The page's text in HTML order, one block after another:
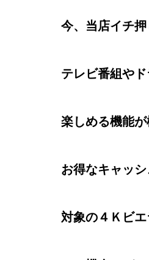
今、当店イチ
テレビ番組や
楽しめる機能が
お得なキャッ
対象の４Ｋビ